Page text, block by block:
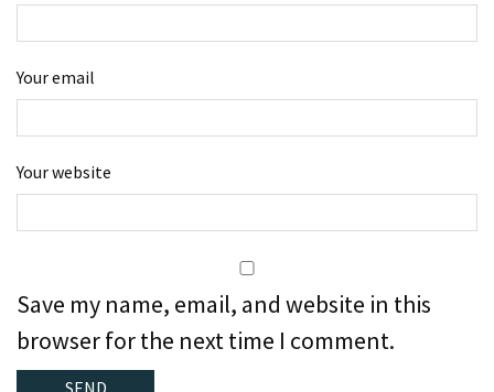
Your email
Your website
Save my name, email, and website in this
browser for the next time I comment.